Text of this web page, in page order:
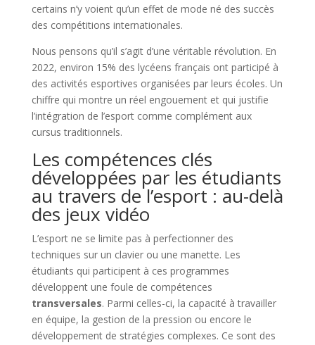
certains n’y voient qu’un effet de mode né des succès
des compétitions internationales.
Nous pensons qu’il s’agit d’une véritable révolution. En
2022, environ 15% des lycéens français ont participé à
des activités esportives organisées par leurs écoles. Un
chiffre qui montre un réel engouement et qui justifie
l’intégration de l’esport comme complément aux
cursus traditionnels.
Les compétences clés
développées par les étudiants
au travers de l’esport : au-delà
des jeux vidéo
L’esport ne se limite pas à perfectionner des
techniques sur un clavier ou une manette. Les
étudiants qui participent à ces programmes
développent une foule de compétences
transversales. Parmi celles-ci, la capacité à travailler
en équipe, la gestion de la pression ou encore le
développement de stratégies complexes. Ce sont des